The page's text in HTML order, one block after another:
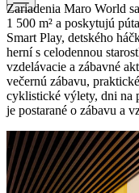
Zariadenia Maro World
1 500 m² a poskytujú
Smart Play, detského
herní s celodennou
vzdelávacie a zábavné
večernú zábavu,
cyklistické výlety, dni na
je postarané o zábavu a